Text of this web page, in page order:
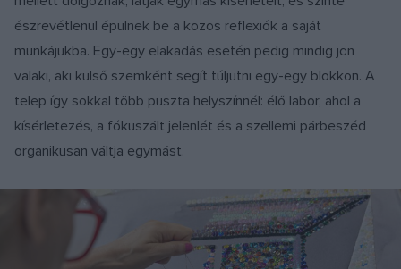
észrevétlenül épülnek be a közös reflexiók a saját
munkájukba. Egy-egy elakadás esetén pedig mindig jön
valaki, aki külső szemként segít túljutni egy-egy blokkon. A
telep így sokkal több puszta helyszínnél: élő labor, ahol a
kísérletezés, a fókuszált jelenlét és a szellemi párbeszéd
organikusan váltja egymást.